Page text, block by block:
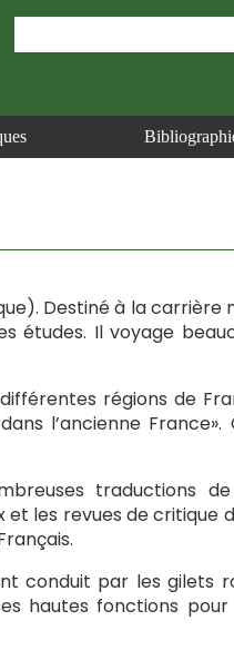
Destiné à la carrière
études. Il voyage
régions de
l’ancienne France».
traductions de
les revues de critique
conduit par les gilets
hautes fonctions